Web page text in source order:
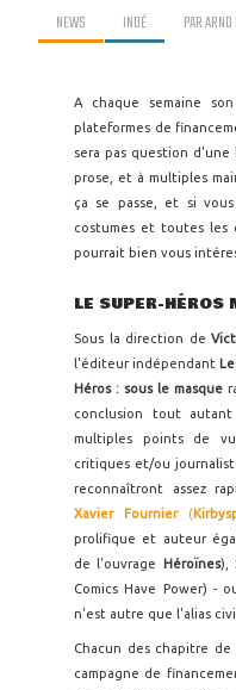
NEWS INDÉ PAR
A chaque semaine
plateformes de
sera pas question d'une
prose, et à multiples
ça se passe, et si
costumes et toutes les
pourrait bien vous
LE SUPER-HÉROS
Sous la direction de
l'éditeur indépendant
Héros : sous le masque
conclusion tout
multiples points de
critiques et/ou
reconnaîtront assez
Xavier Fournier(
prolifique et auteur
de l'ouvrage
Héroïnes),
Comics Have Power) -
n'est autre que l'alias
Chacun des chapitre
campagne de